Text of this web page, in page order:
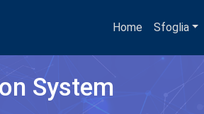
Home Sfoglia
System